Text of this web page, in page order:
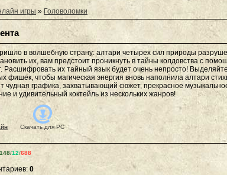
игры » Головоломки
в волшебную страну: алтари четырех сил природы
их, вам предстоит проникнуть в тайны колдовства с
Расшифровать их тайный язык будет очень непросто!
фишек, чтобы магическая энергия вновь наполнила алтари
чудная графика, захватывающий сюжет, прекрасное
и удивительный коктейль из нескольких жанров!
Скачать дляPC
/12/688
: 0